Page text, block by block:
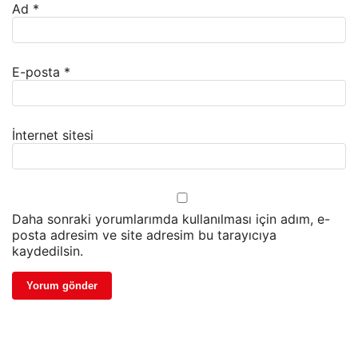
Ad *
E-posta *
İnternet sitesi
Daha sonraki yorumlarımda kullanılması için adım, e-
posta adresim ve site adresim bu tarayıcıya
kaydedilsin.